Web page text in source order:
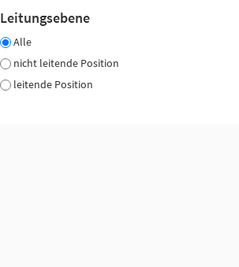
Leitungsebene
Alle
nicht leitende Position
leitende Position